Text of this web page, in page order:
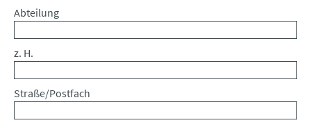
Abteilung
z. H.
Straße/Postfach